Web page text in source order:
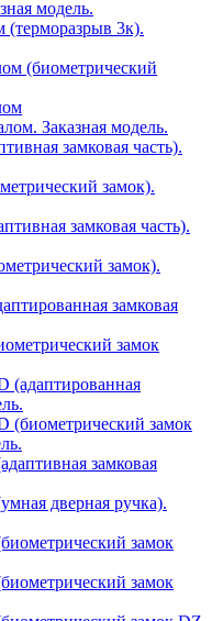
модель.
(терморазрыв 3к).
(биометрический
Заказная модель.
замковая часть).
замок).
замковая часть).
замок).
замковая
замок
(адаптированная
(биометрический замок
замковая
дверная ручка).
замок
замок